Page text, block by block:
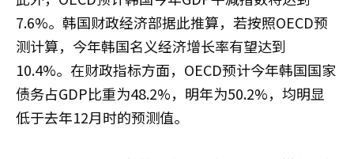
7.6%。韩国财政经济部据此推算，若按照OECD预
测计算，今年韩国名义经济增长率有望达到
10.4%。在财政指标方面，OECD预计今年韩国国家
债务占GDP比重为48.2%，明年为50.2%，均明显
低于去年12月时的预测值。